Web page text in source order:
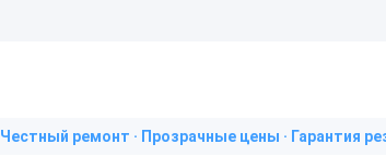
Честный ремонт · Прозрачные цены · Гарантия